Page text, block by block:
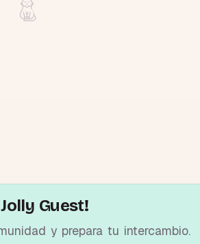
Guest!
y prepara tu intercambio.